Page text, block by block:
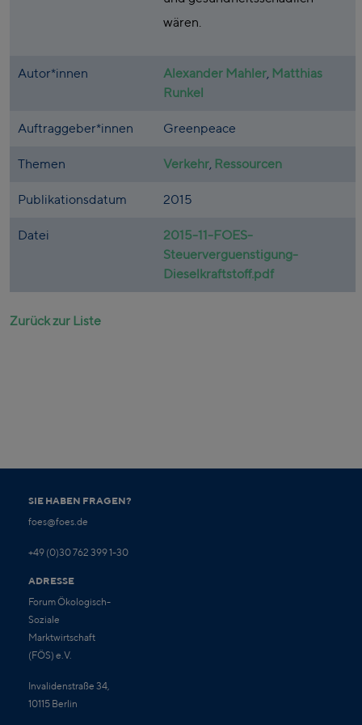
wären.
Autor*innen Alexander Mahler, Matthias
Runkel
Auftraggeber*innen Greenpeace
Themen Verkehr, Ressourcen
Publikationsdatum 2015
Datei
2015-11-FOES-
Steuerverguenstigung-
Dieselkraftstoff.pdf
Zurück zur Liste
SIE HABEN FRAGEN?
foes@foes.de
+49 (0)30 762 399 1-30
ADRESSE
Forum Ökologisch-
Soziale
Marktwirtschaft
(FÖS) e.V.
Invalidenstraße 34,
10115 Berlin